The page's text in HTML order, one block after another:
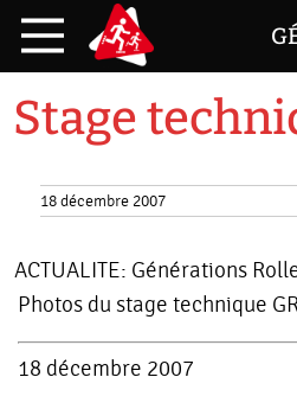
Stage
18 décembre 2007
ACTUALITE: Générations
Photos du stage technique
18 décembre 2007